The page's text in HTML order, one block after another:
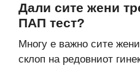
Дали сите жени
ПАП тест?
Многу е важно сите
склоп на редовниот